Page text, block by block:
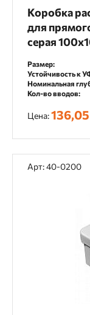
Кол-во
16 шт. 8
Тип
Коробка
для
серая
Размер:
Устойчивость к
Номинальная
Кол-во вводов:
Цена:
Арт: 40-0200